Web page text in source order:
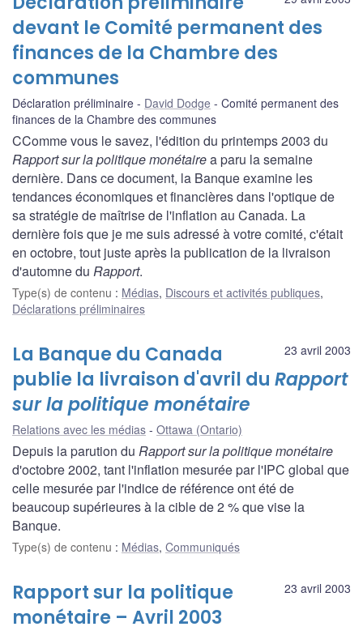
devant le Comité permanent des
finances de la Chambre des
communes
Déclaration préliminaire David Dodge
Comité permanent des
finances de la Chambre des communes
CComme vous le savez, l'édition du printemps 2003 du
Rapport sur la politique monétairea paru la semaine
dernière. Dans ce document, la Banque examine les
tendances économiques et financières dans l'optique de
sa stratégie de maîtrise de l'inflation au Canada. La
dernière fois que je me suis adressé à votre comité, c'était
en octobre, tout juste après la publication de la livraison
d'automne du Rapport.
Type(s) de contenu : Médias, Discours et activités publiques,
Déclarations préliminaires
23 avril 2003
La Banque du Canada
publie la livraison d'avril du Rapport
sur la politique monétaire
Relations avec les médias Ottawa (Ontario)
Depuis la parution du Rapport sur la politique monétaire
d'octobre 2002, tant l'inflation mesurée par l'IPC global que
celle mesurée par l'indice de référence ont été de
beaucoup supérieures à la cible de 2 % que vise la
Banque.
Type(s) de contenu : Médias, Communiqués
23 avril 2003
Rapport sur la politique
monétaire – Avril 2003